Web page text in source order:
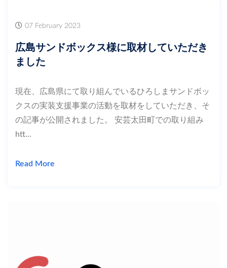
07 February 2023
広島サンドボックス様に取材していただき
ました
現在、広島県にて取り組んでいるひろしまサンドボッ
クスの実装支援事業の活動を取材をしていただき、そ
の記事が公開されました。 安芸太田町での取り組み
htt...
Read More